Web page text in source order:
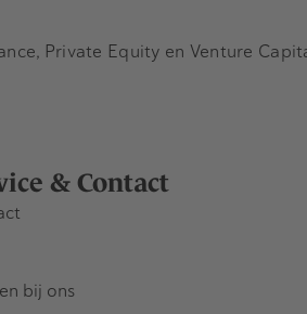
& Contact
bij ons
Private Equity en Venture